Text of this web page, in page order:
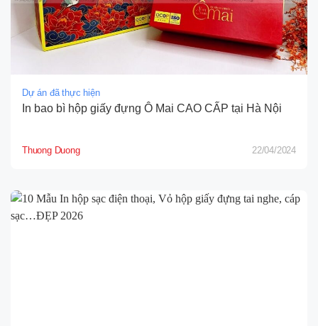
Dự án đã thực hiện
In bao bì hộp giấy đựng Ô Mai CAO CẤP tại Hà Nội
Thuong Duong 22/04/2024